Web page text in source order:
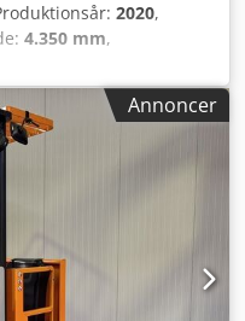
2020,
4.350 mm,
duplex, Fabrikant +
ID: 26031.4372
mm Laveste højde:
1000 kg
3750 mm Plukke
900 mm År:
/ 620Ah Ekstraudstyr:
Komplet SOM ny !!
Annoncer